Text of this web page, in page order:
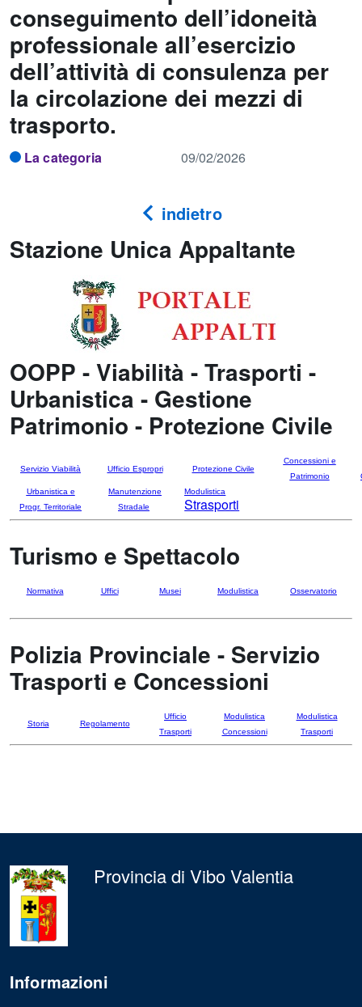
conseguimento dell’idoneità
professionale all’esercizio
dell’attività di consulenza per
la circolazione dei mezzi di
trasporto.
La categoria 09/02/2026
indietro
Stazione Unica Appaltante
OOPP - Viabilità - Trasporti -
Urbanistica - Gestione
Patrimonio - Protezione Civile
Servizio Viabilità Ufficio Espropri Protezione Civile
Concessioni e
Patrimonio
Urbanistica e
Progr. Territoriale
Manutenzione
Stradale
Modulistica
Strasporti
Turismo e Spettacolo
Normativa Uffici Musei Modulistica Osservatorio
Polizia Provinciale - Servizio
Trasporti e Concessioni
Storia Regolamento
Ufficio
Trasporti
Modulistica
Concessioni
Modulistica
Trasporti
Provincia di Vibo Valentia
Informazioni